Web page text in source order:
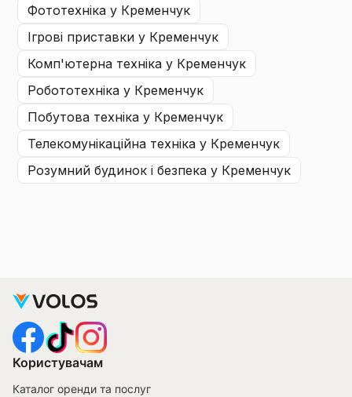
фототехніка у Кременчук
ігрові приставки у Кременчук
комп'ютерна техніка у Кременчук
робототехніка у Кременчук
побутова техніка у Кременчук
телекомунікаційна техніка у Кременчук
розумний будинок і безпека у Кременчук
Користувачам
Каталог оренди та послуг